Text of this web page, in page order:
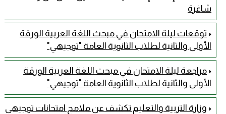
شاغرة
توقعات ليلة الامتحان في مبحث اللغة العربية الورقة
الأولى والثانية لطلاب الثانوية العامة "توجيهي"
مراجعة ليلة الامتحان في مبحث اللغة العربية الورقة
الأولى والثانية لطلاب الثانوية العامة "توجيهي"
وزارة التربية والتعليم تكشف عن ملامح امتحانات توجيهي